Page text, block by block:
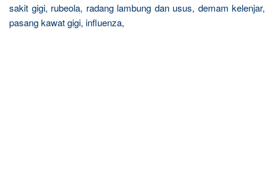
sakit gigi, rubeola, radang lambung dan usus, demam kelenjar,
pasang kawat gigi, influenza,